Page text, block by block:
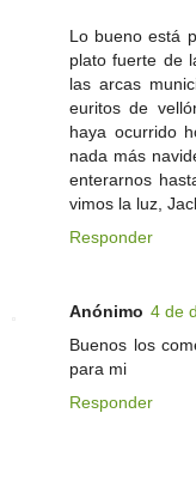
Lo bueno está
plato fuerte de
las arcas
euritos de
haya ocurrido
nada más
enterarnos
vimos la luz,
Responder
Anónimo 4 de
Buenos los
para mi
Responder